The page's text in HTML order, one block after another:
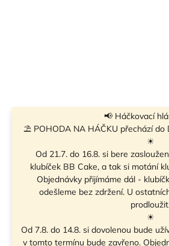
📢 Háčkovací
⛱ POHODA NA HÁČKU přechází do
☀
Od 21.7. do 16.8. si bere
klubíček BB Cake, a tak si motání
Objednávky přijímáme dál -
odešleme bez zdržení. U
☀
Od 7.8. do 14.8. si dovolenou bude
v tomto termínu bude zavřeno.